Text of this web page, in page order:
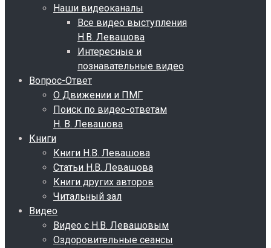
Наши видеоканалы
Все видео выступления
Н.В. Левашова
Интересные и
познавательные видео
Вопрос-Ответ
О Движении и ПМГ
Поиск по видео-ответам
Н. В. Левашова
Книги
Книги Н.В. Левашова
Статьи Н.В. Левашова
Книги других авторов
Читальный зал
Видео
Видео с Н.В. Левашовым
Оздоровительные сеансы